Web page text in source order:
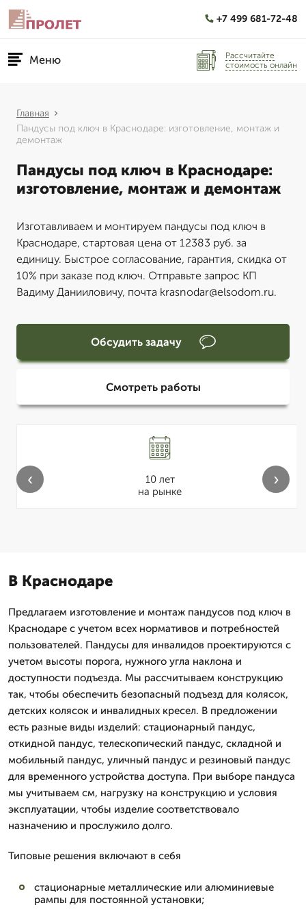
+7 499 681-72-48
Меню
Рассчитайте
стоимость онлайн
Главная
Пандусы под ключ в Краснодаре: изготовление, монтаж и
демонтаж
Пандусы под ключ в Краснодаре:
изготовление, монтаж и демонтаж
Изготавливаем и монтируем пандусы под ключ в
Краснодаре, стартовая цена от 12383 руб. за
единицу. Быстрое согласование, гарантия, скидка от
10% при заказе под ключ. Отправьте запрос КП
Вадиму Данииловичу, почта krasnodar@elsodom.ru.
Обсудить задачу
Смотреть работы
10 лет
на рынке
‹ ›
В Краснодаре
Предлагаем изготовление и монтаж пандусов под ключ в
Краснодаре с учетом всех нормативов и потребностей
пользователей. Пандусы для инвалидов проектируются с
учетом высоты порога, нужного угла наклона и
доступности подъезда. Мы рассчитываем конструкцию
так, чтобы обеспечить безопасный подъезд для колясок,
детских колясок и инвалидных кресел. В предложении
есть разные виды изделий: стационарный пандус,
откидной пандус, телескопический пандус, складной и
мобильный пандус, уличный пандус и резиновый пандус
для временного устройства доступа. При выборе пандуса
мы учитываем см, нагрузку на конструкцию и условия
эксплуатации, чтобы изделие соответствовало
назначению и прослужило долго.
Типовые решения включают в себя
стационарные металлические или алюминиевые
рампы для постоянной установки;